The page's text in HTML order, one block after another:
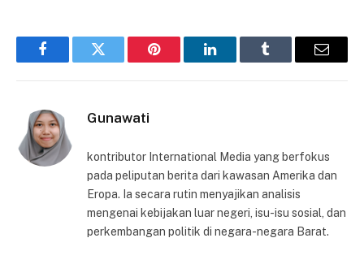
FacebookTwitter Pinterest LinkedInTumblr Email
Gunawati
kontributor International Media yang berfokus
pada peliputan berita dari kawasan Amerika dan
Eropa. Ia secara rutin menyajikan analisis
mengenai kebijakan luar negeri, isu-isu sosial, dan
perkembangan politik di negara-negara Barat.